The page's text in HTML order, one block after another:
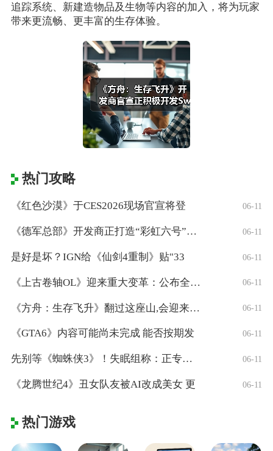
追踪系统、新建造物品及生物等内容的加入，将为玩家
带来更流畅、更丰富的生存体验。
热门攻略
《红色沙漠》于CES2026现场官宣将登 06-11
《德军总部》开发商正打造“彩虹六号”风格 06-11
是好是坏？IGN给《仙剑4重制》贴"33 06-11
《上古卷轴OL》迎来重大变革：公布全新「 06-11
《方舟：生存飞升》翻过这座山,会迎来真正 06-11
《GTA6》内容可能尚未完成 能否按期发 06-11
先别等《蜘蛛侠3》！失眠组称：正专注打造 06-11
《龙腾世纪4》丑女队友被AI改成美女 更 06-11
热门游戏